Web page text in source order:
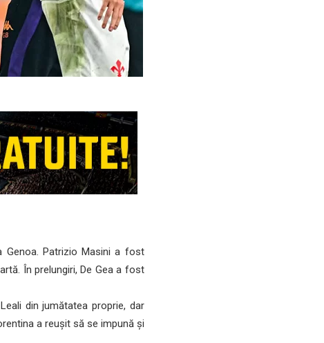
Patrizio Masini a fost
În prelungiri, De Gea a fost
din jumătatea proprie, dar
a reușit să se impună și